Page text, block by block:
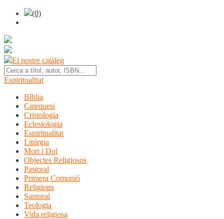
(0)
El nostre catàleg
Espiritualitat
Bíblia
Catequesi
Cristologia
Eclesiologia
Espiritualitat
Litúrgia
Mort i Dol
Objectes Religiosos
Pastoral
Primera Comunió
Religions
Santoral
Teologia
Vida religiosa